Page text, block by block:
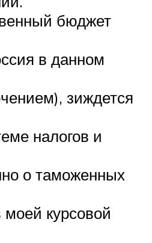
бюджет
в данном
зиждется
налогов и
о таможенных
курсовой